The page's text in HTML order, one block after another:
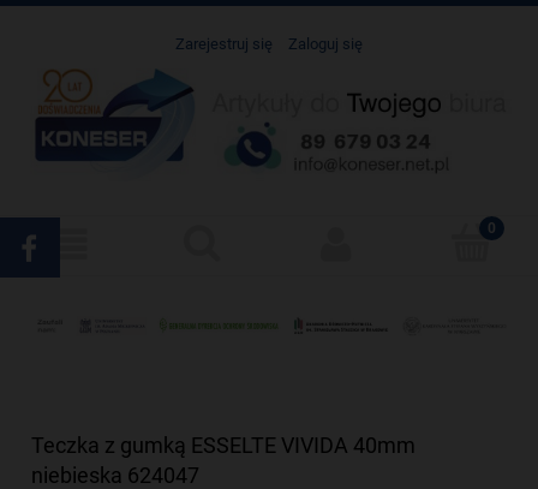
Zarejestruj się Zaloguj się
Teczka z gumką ESSELTE VIVIDA 40mm
niebieska 624047